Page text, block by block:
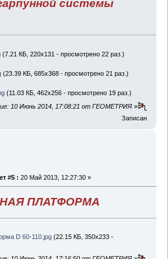
системы
(7.21 КБ, 220x131 - просмотрено 22 раз.)
(23.39 КБ, 685x368 - просмотрено 21 раз.)
(11.03 КБ, 462x256 - просмотрено 19 раз.)
10 Июнь 2014, 17:08:21 от ГЕОМЕТРИЯ »
Записан
#5 : 20 Май 2013, 12:27:30 »
ПЛАТФОРМА
D 60-110.jpg(22.15 КБ, 350x233 -